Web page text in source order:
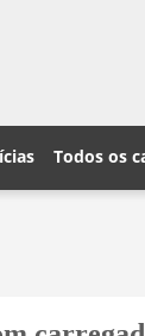
Todos os